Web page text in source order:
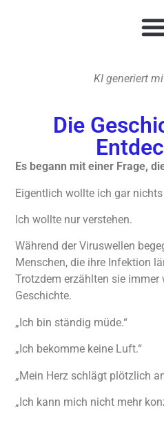
KI generiert
Die
Es begann mit einer Frage,
Eigentlich wollte ich gar
Ich wollte nur verstehen.
Während der Viruswellen
Menschen, die ihre Infektion
Trotzdem erzählten sie immer
Geschichte.
„Ich bin ständig müde.“
„Ich bekomme keine Luft.“
„Mein Herz schlägt plötzlich
„Ich kann mich nicht mehr